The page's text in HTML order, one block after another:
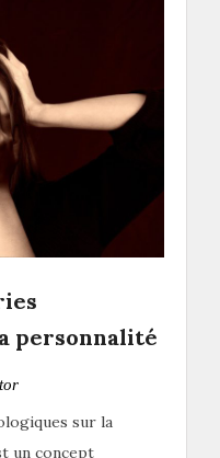
personnalité
sur la
un concept